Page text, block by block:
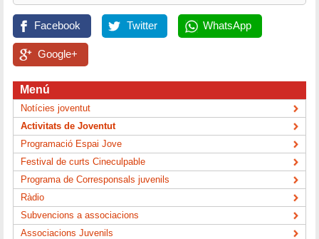
Facebook Twitter WhatsApp
Google+
Menú
Notícies joventut
Activitats de Joventut
Programació Espai Jove
Festival de curts Cineculpable
Programa de Corresponsals juvenils
Ràdio
Subvencions a associacions
Associacions Juvenils